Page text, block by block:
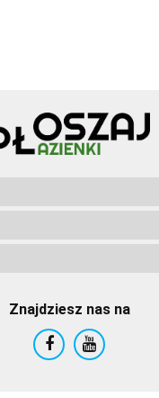
Znajdziesz nas na